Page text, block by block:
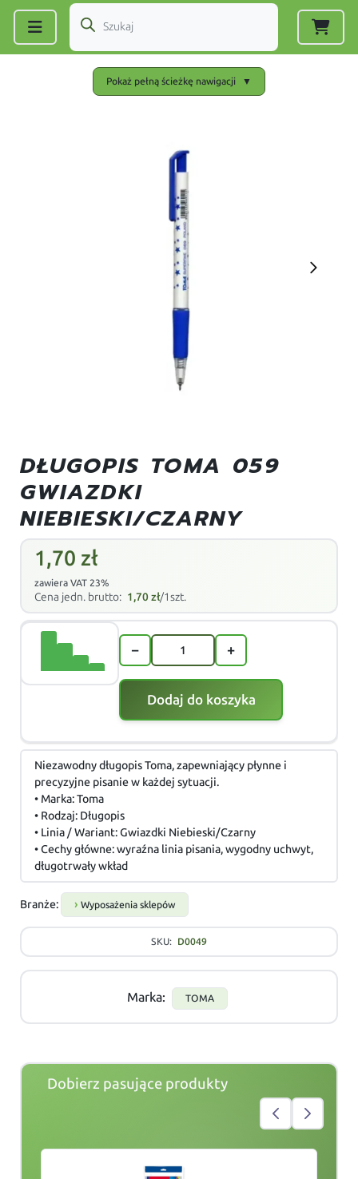
Pokaż pełną ścieżkę nawigacji ▼
DŁUGOPIS TOMA 059
GWIAZDKI
NIEBIESKI/CZARNY
1,70 zł
zawiera VAT 23%
Cena jedn. brutto: 1,70zł/1szt.
− +
Dodaj do koszyka
Niezawodny długopis Toma, zapewniający płynne i
precyzyjne pisanie w każdej sytuacji.
• Marka: Toma
• Rodzaj: Długopis
• Linia / Wariant: Gwiazdki Niebieski/Czarny
• Cechy główne: wyraźna linia pisania, wygodny uchwyt,
długotrwały wkład
Branże: Wyposażenia sklepów
SKU: D0049
Marka: TOMA
Dobierz pasujące produkty